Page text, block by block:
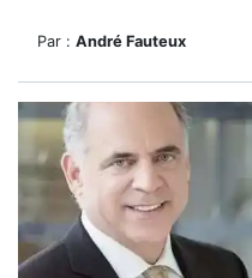
Par : André Fauteux